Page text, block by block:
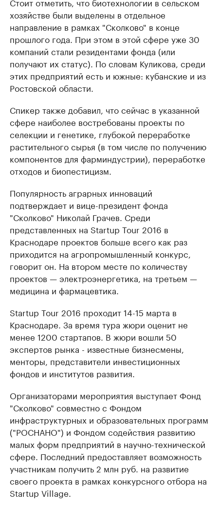
хозяйстве были выделены в отдельное
направление в рамках "Сколково" в конце
прошлого года. При этом в этой сфере уже 30
компаний стали резидентами фонда (или
получают их статус). По словам Куликова, среди
этих предприятий есть и южные: кубанские и из
Ростовской области.
Спикер также добавил, что сейчас в указанной
сфере наиболее востребованы проекты по
селекции и генетике, глубокой переработке
растительного сырья (в том числе по получению
компонентов для фарминдустрии), переработке
отходов и биопестицизм.
Популярность аграрных инноваций
подтверждает и вице-президент фонда
"Сколково" Николай Грачев. Среди
представленных на Startup Tour 2016 в
Краснодаре проектов больше всего как раз
приходится на агропромышленный конкурс,
говорит он. На втором месте по количеству
проектов — электроэнергетика, на третьем —
медицина и фармацевтика.
Startup Tour 2016 проходит 14-15 марта в
Краснодаре. За время тура жюри оценит не
менее 1200 стартапов. В жюри вошли 50
экспертов рынка - известные бизнесмены,
менторы, представители инвестиционных
фондов и институтов развития.
Организаторами мероприятия выступает Фонд
"Сколково" совместно с Фондом
инфраструктурных и образовательных программ
("РОСНАНО") и Фондом содействия развитию
малых форм предприятий в научно-технической
сфере. Последний предоставляет возможность
участникам получить 2 млн руб. на развитие
своего проекта в рамках конкурсного отбора на
Startup Village.